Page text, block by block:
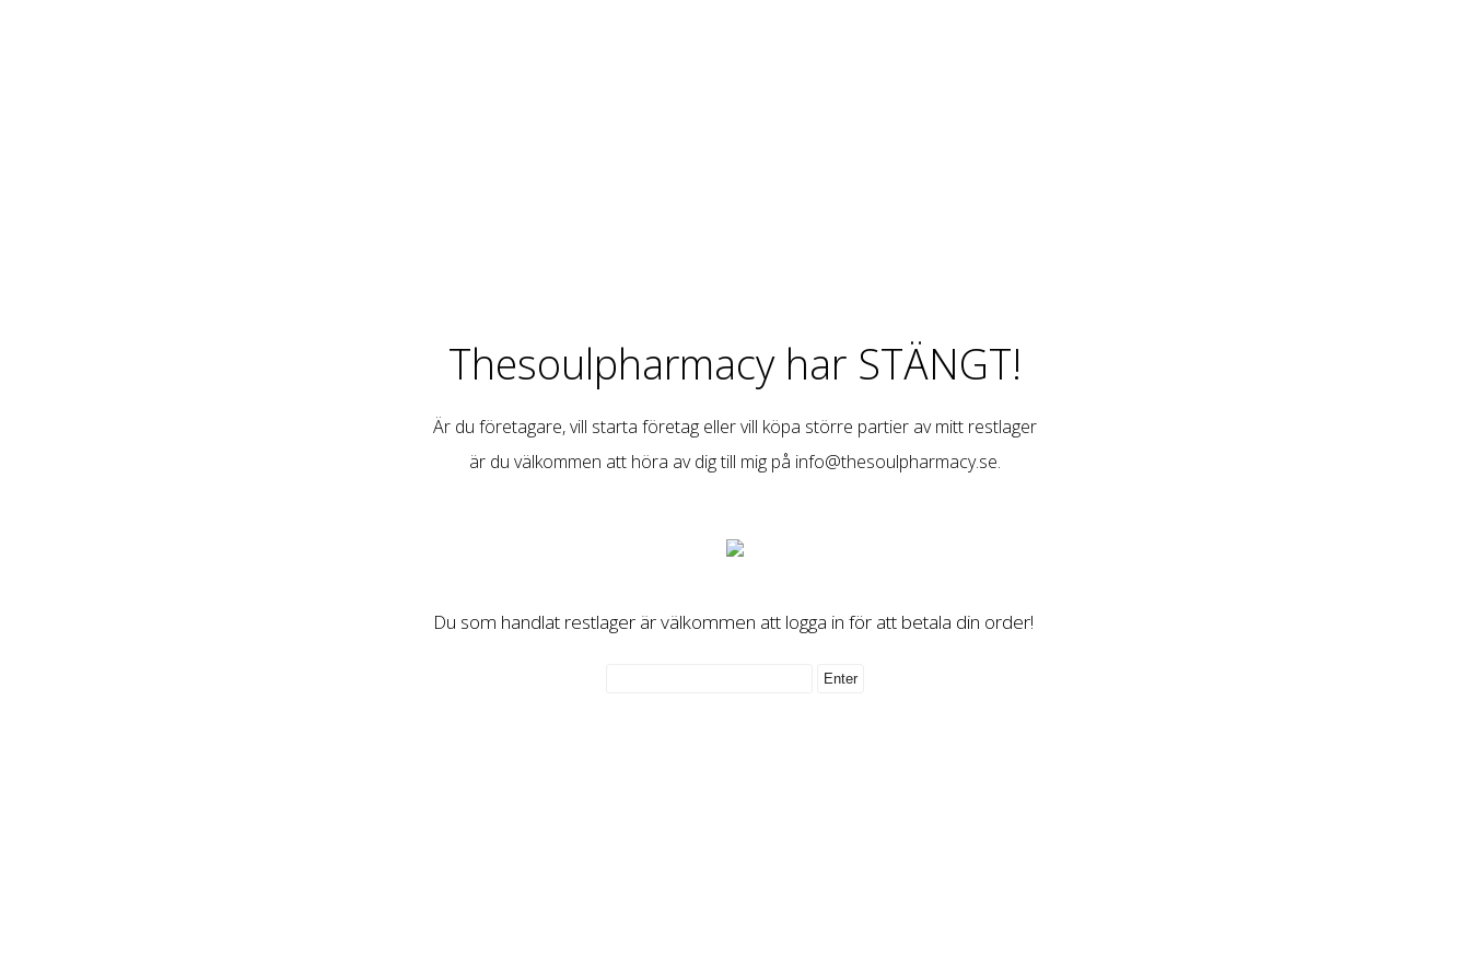
Thesoulpharmacy har STÄNGT!
Är du företagare, vill starta företag eller vill köpa större partier av mitt restlager
är du välkommen att höra av dig till mig på info@thesoulpharmacy.se.
Du som handlat restlager är välkommen att logga in för att betala din order!